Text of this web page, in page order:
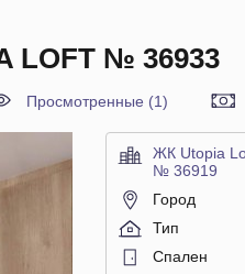
№ 36933
Просмотренные (1)
ЖК Utopia
№ 36919
Город
Тип
Спален